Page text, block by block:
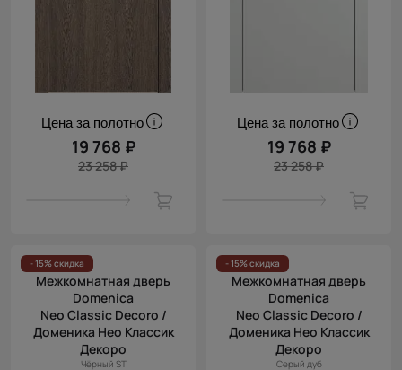
Цена за полотно
19 768 ₽
23 258 ₽
Цена за полотно
19 768 ₽
23 258 ₽
- 15% скидка
Межкомнатная дверь
Domenica
Neo Classic Decoro /
Доменика Нео Классик
Декоро
Чёрный ST
- 15% скидка
Межкомнатная дверь
Domenica
Neo Classic Decoro /
Доменика Нео Классик
Декоро
Серый дуб